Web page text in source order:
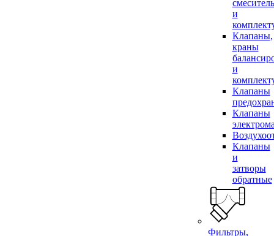
и
Клапаны,
краны
и
Клапаны
Клапаны
Клапаны
и
затворы
обратные
Фильтры,